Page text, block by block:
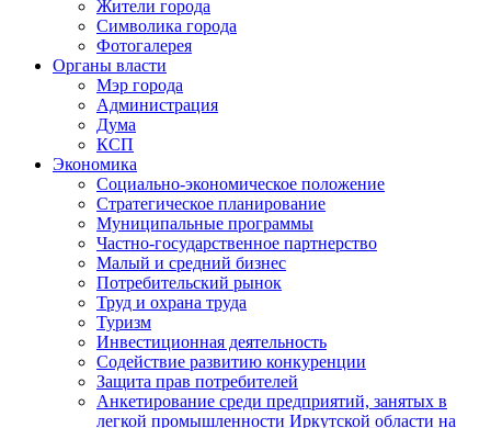
Жители города
Символика города
Фотогалерея
Органы власти
Мэр города
Администрация
Дума
КСП
Экономика
Социально-экономическое положение
Стратегическое планирование
Муниципальные программы
Частно-государственное партнерство
Малый и средний бизнес
Потребительский рынок
Труд и охрана труда
Туризм
Инвестиционная деятельность
Содействие развитию конкуренции
Защита прав потребителей
Анкетирование среди предприятий, занятых в
легкой промышленности Иркутской области на